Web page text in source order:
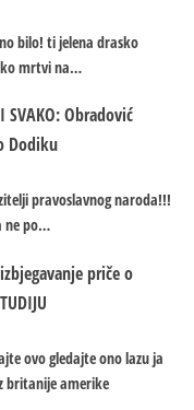
bilo! ti jelena drasko
mrtvi na…
SVAKO: Obradović
Dodiku
pravoslavnog naroda!!!
ne po…
priče o
ovo gledajte ono lazu ja
britanije amerike